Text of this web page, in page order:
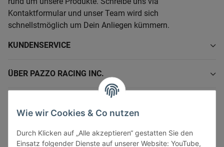
Wie wir Cookies & Co nutzen
Durch Klicken auf „Alle akzeptieren“ gestatten Sie den
Einsatz folgender Dienste auf unserer Website: YouTube,
Kontaktformular und unser Team wird sich
schnellstmöglich um Dein Anliegen kümmern.
KUNDENSERVICE
ÜBER PAZZO RACING INC.
GESETZLICHE INFORMATIONEN